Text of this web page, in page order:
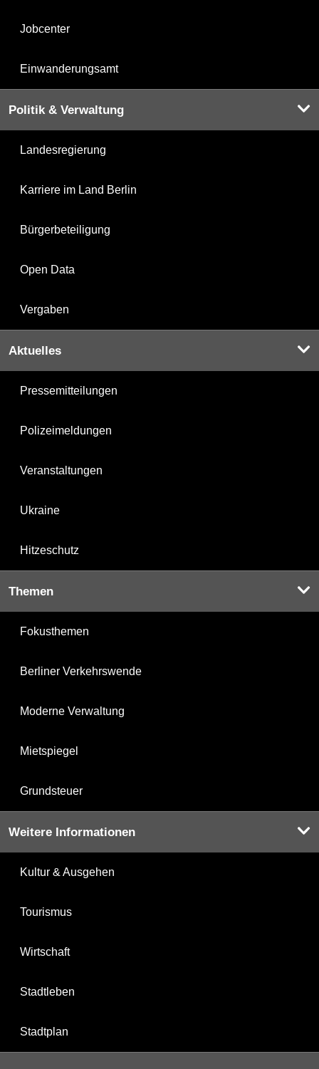
Jobcenter
Einwanderungsamt
Politik & Verwaltung
Landesregierung
Karriere im Land Berlin
Bürgerbeteiligung
Open Data
Vergaben
Aktuelles
Pressemitteilungen
Polizeimeldungen
Veranstaltungen
Ukraine
Hitzeschutz
Themen
Fokusthemen
Berliner Verkehrswende
Moderne Verwaltung
Mietspiegel
Grundsteuer
Weitere Informationen
Kultur & Ausgehen
Tourismus
Wirtschaft
Stadtleben
Stadtplan